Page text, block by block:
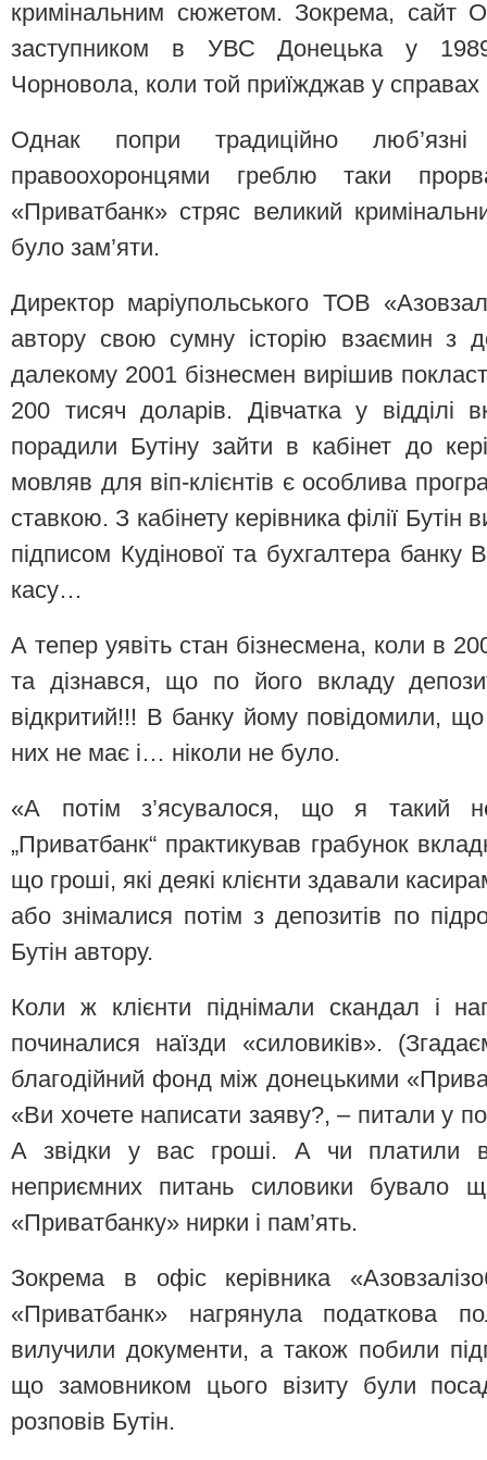
кримінальним сюжетом. Зокрема, сайт
заступником в УВС Донецька у
Чорновола, коли той приїжджав у справах
Однак попри традиційно
правоохоронцями греблю таки
«Приватбанк» стряс великий
було зам’яти.
Директор маріупольського ТОВ
автору свою сумну історію взаємин з
далекому 2001 бізнесмен вирішив
200 тисяч доларів. Дівчатка у відділі
порадили Бутіну зайти в кабінет до
мовляв для віп-клієнтів є особлива
ставкою. З кабінету керівника філії
підписом Кудінової та бухгалтера банку
касу…
А тепер уявіть стан бізнесмена, коли в
та дізнався, що по його вкладу
відкритий!!! В банку йому повідомили,
них не має і… ніколи не було.
«А потім з’ясувалося, що я такий
„Приватбанк“ практикував грабунок
що гроші, які деякі клієнти здавали
або знімалися потім з депозитів по
Бутін автору.
Коли ж клієнти піднімали скандал і
починалися наїзди «силовиків».
благодійний фонд між донецькими
«Ви хочете написати заяву?, – питали у
А звідки у вас гроші. А чи платили
неприємних питань силовики бувало
«Приватбанку» нирки і пам’ять.
Зокрема в офіс керівника
«Приватбанк» нагрянула податкова
вилучили документи, а також побили
що замовником цього візиту були
розповів Бутін.